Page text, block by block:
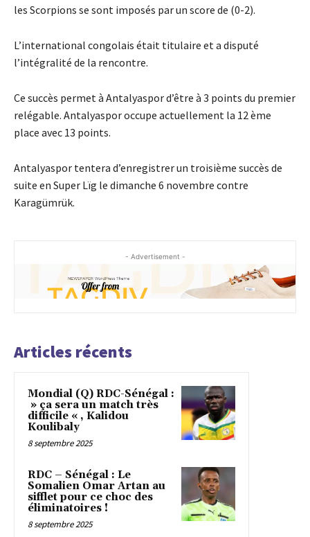
les Scorpions se sont imposés par un score de (0-2).
L’international congolais était titulaire et a disputé
l’intégralité de la rencontre.
Ce succès permet à Antalyaspor d’être à 3 points du premier
relégable. Antalyaspor occupe actuellement la 12 ème
place avec 13 points.
Antalyaspor tentera d’enregistrer un troisième succès de
suite en Super Lïg le dimanche 6 novembre contre
Karagümrük.
- Advertisement -
Articles récents
Mondial (Q) RDC-Sénégal :
» ça sera un match très
difficile « , Kalidou
Koulibaly
8 septembre 2025
RDC – Sénégal : Le
Somalien Omar Artan au
sifflet pour ce choc des
éliminatoires !
8 septembre 2025